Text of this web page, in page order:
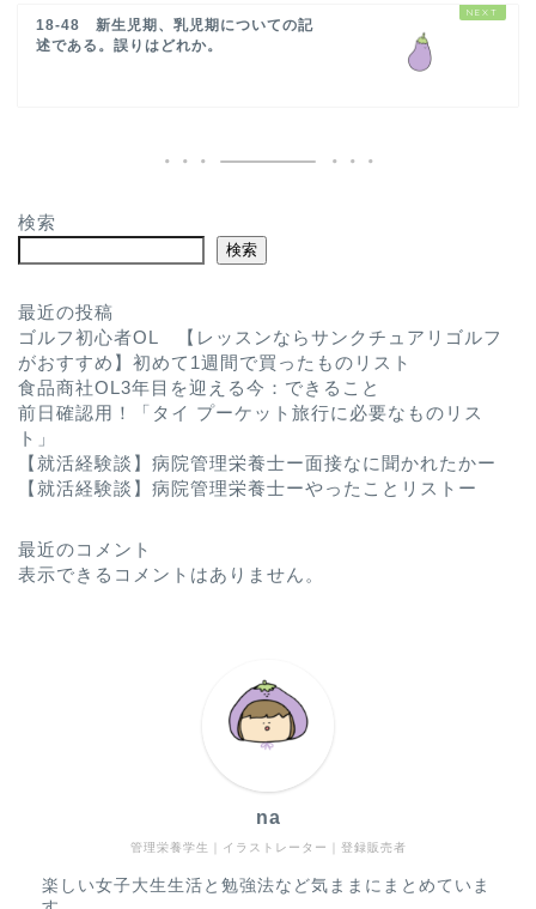
18-48 新生児期、乳児期についての記
述である。誤りはどれか。
検索
検索
最近の投稿
ゴルフ初心者OL 【レッスンならサンクチュアリゴルフ
がおすすめ】初めて1週間で買ったものリスト
食品商社OL3年目を迎える今：できること
前日確認用！「タイ プーケット旅行に必要なものリス
ト」
【就活経験談】病院管理栄養士ー面接なに聞かれたかー
【就活経験談】病院管理栄養士ーやったことリストー
最近のコメント
表示できるコメントはありません。
管理栄養学生｜イラストレーター｜登録販売者
na
楽しい女子大生生活と勉強法など気ままにまとめていま